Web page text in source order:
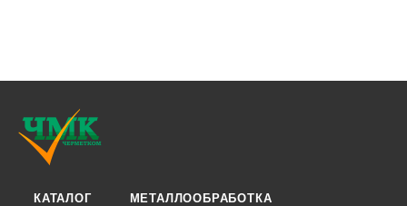
КАТАЛОГ МЕТАЛЛООБРАБОТКА